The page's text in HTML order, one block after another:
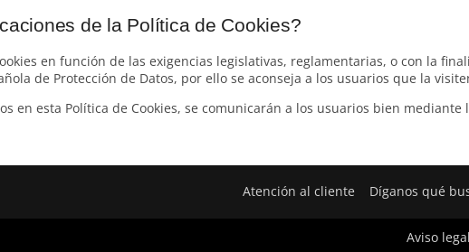
de la Política de Cookies?
en función de las exigencias legislativas, reglamentarias, o con la
de Protección de Datos, por ello se aconseja a los usuarios que la
en esta Política de Cookies, se comunicarán a los usuarios bien
Atención al cliente Díganos qué
Aviso legal